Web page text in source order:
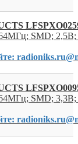
SMD; 2,5В;
SMD; 3,3В;